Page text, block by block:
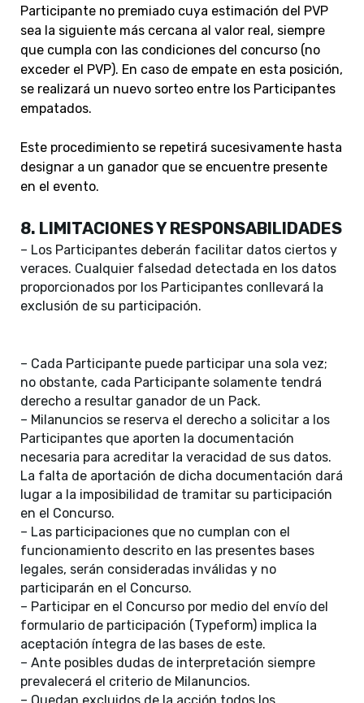
Participante no premiado cuya estimación del PVP
sea la siguiente más cercana al valor real, siempre
que cumpla con las condiciones del concurso (no
exceder el PVP). En caso de empate en esta posición,
se realizará un nuevo sorteo entre los Participantes
empatados.
Este procedimiento se repetirá sucesivamente hasta
designar a un ganador que se encuentre presente
en el evento.
8. LIMITACIONES Y RESPONSABILIDADES
– Los Participantes deberán facilitar datos ciertos y
veraces. Cualquier falsedad detectada en los datos
proporcionados por los Participantes conllevará la
exclusión de su participación.
– Cada Participante puede participar una sola vez;
no obstante, cada Participante solamente tendrá
derecho a resultar ganador de un Pack.
– Milanuncios se reserva el derecho a solicitar a los
Participantes que aporten la documentación
necesaria para acreditar la veracidad de sus datos.
La falta de aportación de dicha documentación dará
lugar a la imposibilidad de tramitar su participación
en el Concurso.
– Las participaciones que no cumplan con el
funcionamiento descrito en las presentes bases
legales, serán consideradas inválidas y no
participarán en el Concurso.
– Participar en el Concurso por medio del envío del
formulario de participación (Typeform) implica la
aceptación íntegra de las bases de este.
– Ante posibles dudas de interpretación siempre
prevalecerá el criterio de Milanuncios.